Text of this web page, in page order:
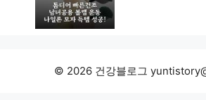
© 2026 건강블로그